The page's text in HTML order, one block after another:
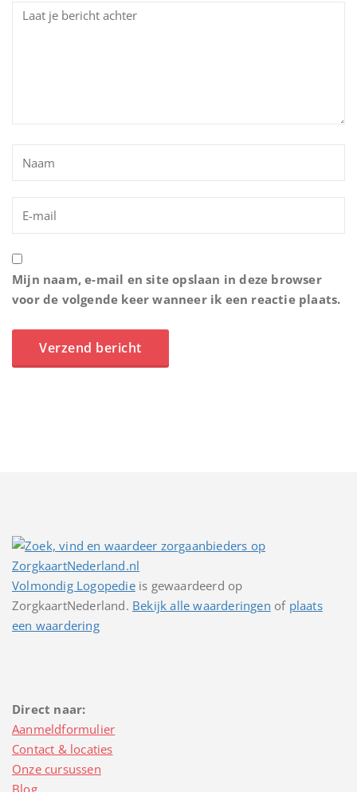
Mijn naam, e-mail en site opslaan in deze browser
voor de volgende keer wanneer ik een reactie plaats.
Volmondig Logopedieis gewaardeerd op
ZorgkaartNederland. Bekijk alle waarderingen of plaats
een waardering
Direct naar:
Aanmeldformulier
Contact & locaties
Onze cursussen